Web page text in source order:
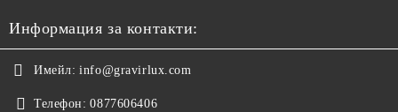
Информация за контакти:
Имейл: info@gravirlux.com
Телефон: 0877606406